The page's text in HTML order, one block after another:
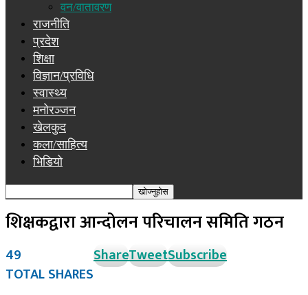
वन/वातावरण
राजनीति
प्रदेश
शिक्षा
विज्ञान/प्रविधि
स्वास्थ्य
मनोरञ्जन
खेलकुद
कला/साहित्य
भिडियो
शिक्षकद्वारा आन्दोलन परिचालन समिति गठन
49
TOTAL SHARES
ShareTweetSubscribe